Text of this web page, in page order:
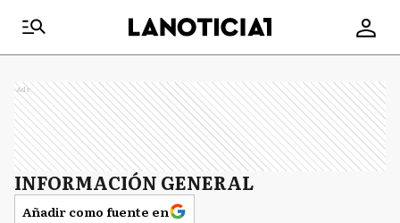
Ads
INFORMACIÓN GENERAL
Añadir como fuente en